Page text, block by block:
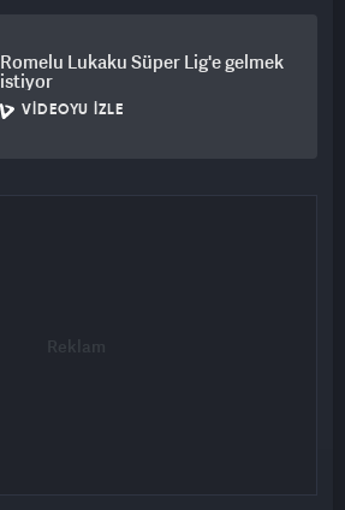
Romelu Lukaku Süper Lig'e gelmek
istiyor
VIDEOYU İZLE